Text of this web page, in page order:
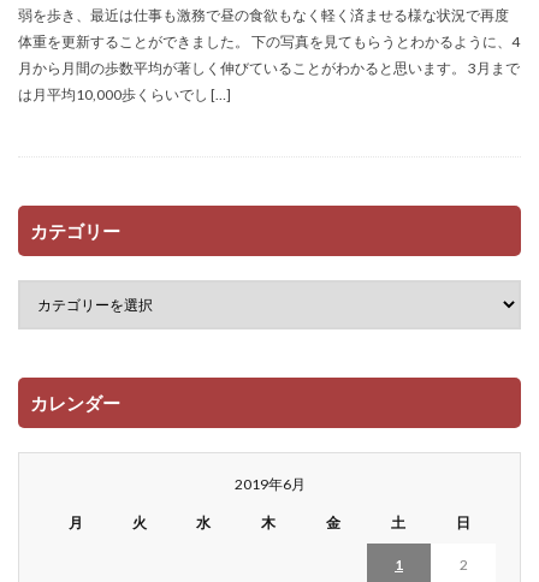
弱を歩き、最近は仕事も激務で昼の食欲もなく軽く済ませる様な状況で再度
体重を更新することができました。 下の写真を見てもらうとわかるように、4
月から月間の歩数平均が著しく伸びていることがわかると思います。 3月まで
は月平均10,000歩くらいでし […]
カテゴリー
カレンダー
2019年6月
月 火 水 木 金 土 日
1 2